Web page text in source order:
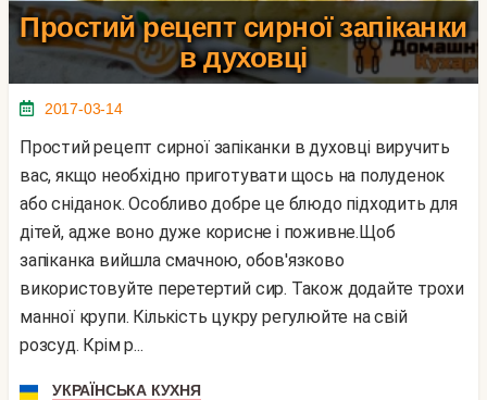
Простий рецепт сирної запіканки
в духовці
2017-03-14
Простий рецепт сирної запіканки в духовці виручить
вас, якщо необхідно приготувати щось на полуденок
або сніданок. Особливо добре це блюдо підходить для
дітей, адже воно дуже корисне і поживне.Щоб
запіканка вийшла смачною, обов'язково
використовуйте перетертий сир. Також додайте трохи
манної крупи. Кількість цукру регулюйте на свій
розсуд. Крім р...
УКРАЇНСЬКА КУХНЯ